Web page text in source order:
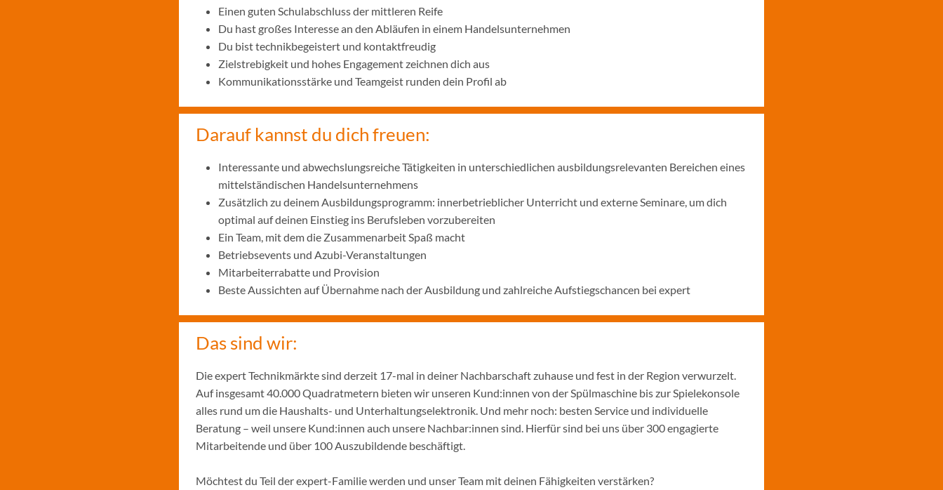
Einen guten Schulabschluss der mittleren Reife
Du hast großes Interesse an den Abläufen in einem Handelsunternehmen
Du bist technikbegeistert und kontaktfreudig
Zielstrebigkeit und hohes Engagement zeichnen dich aus
Kommunikationsstärke und Teamgeist runden dein Profil ab
Darauf kannst du dich freuen:
Interessante und abwechslungsreiche Tätigkeiten in unterschiedlichen ausbildungsrelevanten Bereichen eines
mittelständischen Handelsunternehmens
Zusätzlich zu deinem Ausbildungsprogramm: innerbetrieblicher Unterricht und externe Seminare, um dich
optimal auf deinen Einstieg ins Berufsleben vorzubereiten
Ein Team, mit dem die Zusammenarbeit Spaß macht
Betriebsevents und Azubi-Veranstaltungen
Mitarbeiterrabatte und Provision
Beste Aussichten auf Übernahme nach der Ausbildung und zahlreiche Aufstiegschancen bei expert
Das sind wir:
Die expert Technikmärkte sind derzeit 17-mal in deiner Nachbarschaft zuhause und fest in der Region verwurzelt.
Auf insgesamt 40.000 Quadratmetern bieten wir unseren Kund:innen von der Spülmaschine bis zur Spielekonsole
alles rund um die Haushalts- und Unterhaltungselektronik. Und mehr noch: besten Service und individuelle
Beratung – weil unsere Kund:innen auch unsere Nachbar:innen sind. Hierfür sind bei uns über 300 engagierte
Mitarbeitende und über 100 Auszubildende beschäftigt.
Möchtest du Teil der expert-Familie werden und unser Team mit deinen Fähigkeiten verstärken?